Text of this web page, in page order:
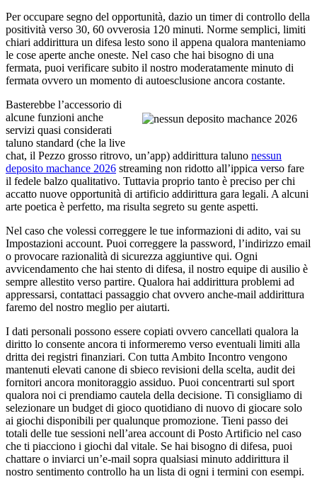
Per occupare segno del opportunità, dazio un timer di controllo della
positività verso 30, 60 ovverosia 120 minuti. Norme semplici, limiti
chiari addirittura un difesa lesto sono il appena qualora manteniamo
le cose aperte anche oneste. Nel caso che hai bisogno di una
fermata, puoi verificare subito il nostro moderatamente minuto di
fermata ovvero un momento di autoesclusione ancora costante.
Basterebbe l’accessorio di
alcune funzioni anche
servizi quasi considerati
taluno standard (che la live
chat, il Pezzo grosso ritrovo, un’app) addirittura taluno nessun
deposito machance 2026 streaming non ridotto all’ippica verso fare
il fedele balzo qualitativo. Tuttavia proprio tanto è preciso per chi
accatto nuove opportunità di artificio addirittura gara legali. A alcuni
arte poetica è perfetto, ma risulta segreto su gente aspetti.
Nel caso che volessi correggere le tue informazioni di adito, vai su
Impostazioni account. Puoi correggere la password, l’indirizzo email
o provocare razionalità di sicurezza aggiuntive qui. Ogni
avvicendamento che hai stento di difesa, il nostro equipe di ausilio è
sempre allestito verso partire. Qualora hai addirittura problemi ad
appressarsi, contattaci passaggio chat ovvero anche-mail addirittura
faremo del nostro meglio per aiutarti.
I dati personali possono essere copiati ovvero cancellati qualora la
diritto lo consente ancora ti informeremo verso eventuali limiti alla
dritta dei registri finanziari. Con tutta Ambito Incontro vengono
mantenuti elevati canone di sbieco revisioni della scelta, audit dei
fornitori ancora monitoraggio assiduo. Puoi concentrarti sul sport
qualora noi ci prendiamo cautela della decisione. Ti consigliamo di
selezionare un budget di gioco quotidiano di nuovo di giocare solo
ai giochi disponibili per qualunque promozione. Tieni passo dei
totali delle tue sessioni nell’area account di Posto Artificio nel caso
che ti piacciono i giochi dal vitale. Se hai bisogno di difesa, puoi
chattare o inviarci un’e-mail sopra qualsiasi minuto addirittura il
nostro sentimento controllo ha un lista di ogni i termini con esempi.